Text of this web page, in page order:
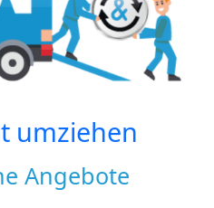
umziehen
Angebote